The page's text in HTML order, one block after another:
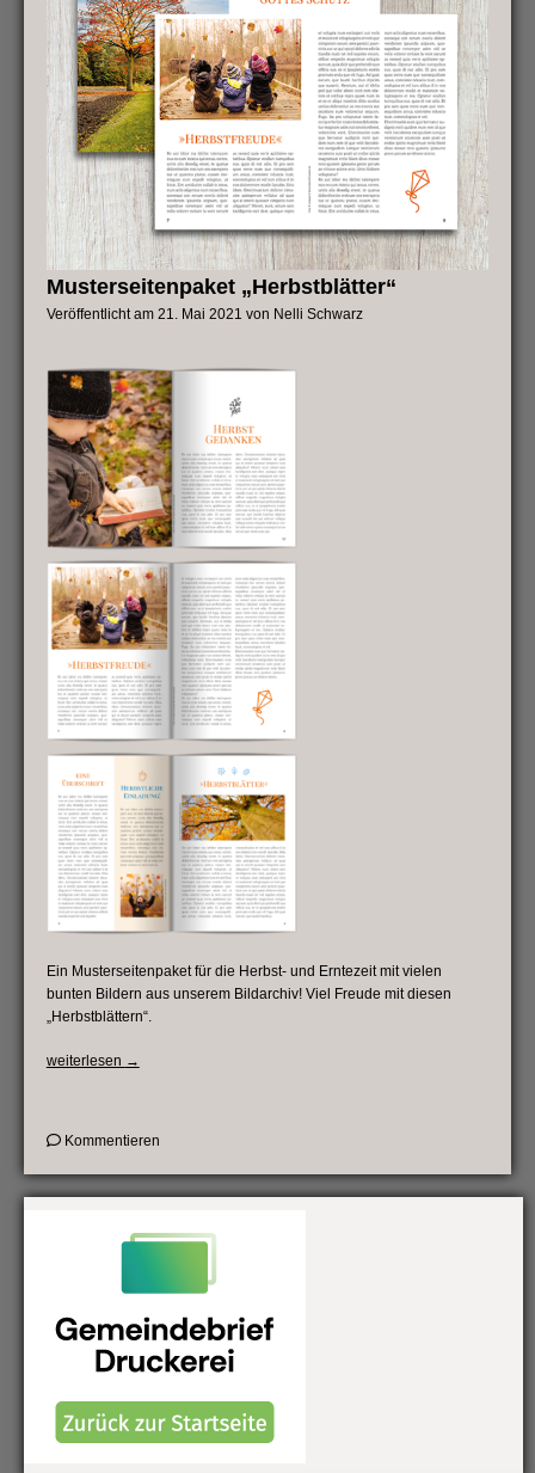
Musterseitenpaket „Herbstblätter“
Veröffentlicht am 21. Mai 2021 von Nelli Schwarz
Ein Musterseitenpaket für die Herbst- und Erntezeit mit vielen
bunten Bildern aus unserem Bildarchiv! Viel Freude mit diesen
„Herbstblättern“.
weiterlesen
„Musterseitenpaket
→
Kommentierenon